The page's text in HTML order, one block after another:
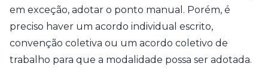
em exceção, adotar o ponto manual. Porém, é
preciso haver um acordo individual escrito,
convenção coletiva ou um acordo coletivo de
trabalho para que a modalidade possa ser adotada.